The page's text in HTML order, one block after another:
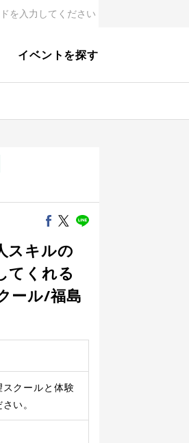
イベントを探す
スキルの
てくれる
ール/福島
クールと体験
い。